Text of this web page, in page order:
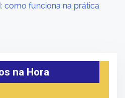
como funciona na prática